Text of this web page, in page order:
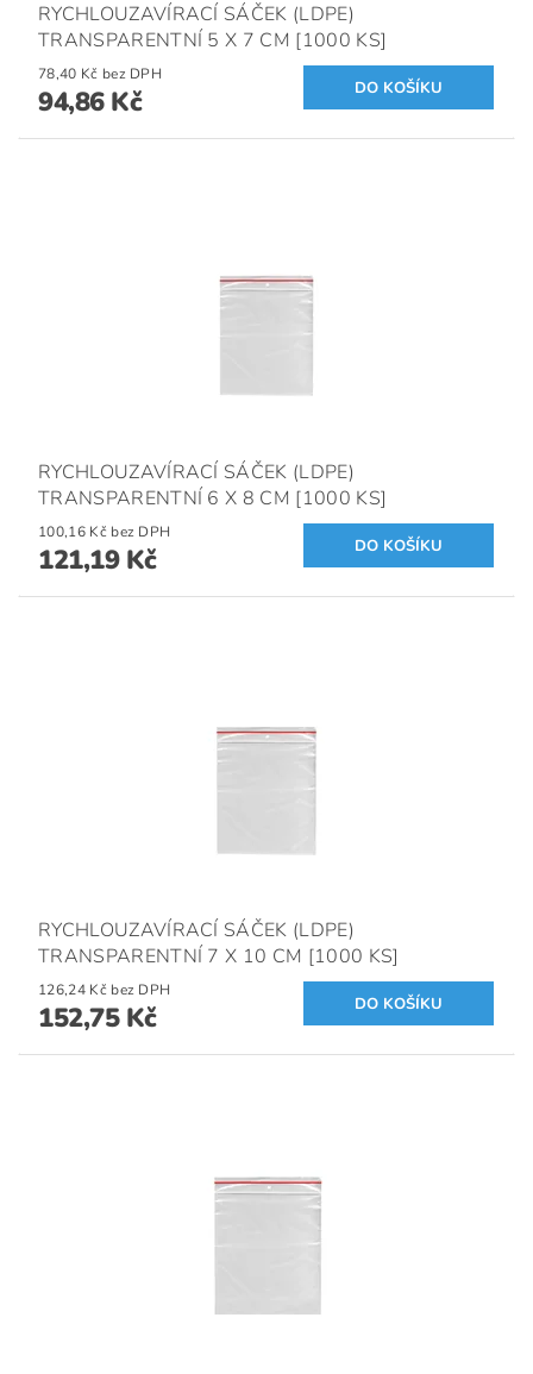
RYCHLOUZAVÍRACÍ SÁČEK (LDPE)
TRANSPARENTNÍ 5 X 7 CM [1000 KS]
78,40 Kč bez DPH
94,86 Kč
RYCHLOUZAVÍRACÍ SÁČEK (LDPE)
TRANSPARENTNÍ 6 X 8 CM [1000 KS]
100,16 Kč bez DPH
121,19 Kč
RYCHLOUZAVÍRACÍ SÁČEK (LDPE)
TRANSPARENTNÍ 7 X 10 CM [1000 KS]
126,24 Kč bez DPH
152,75 Kč